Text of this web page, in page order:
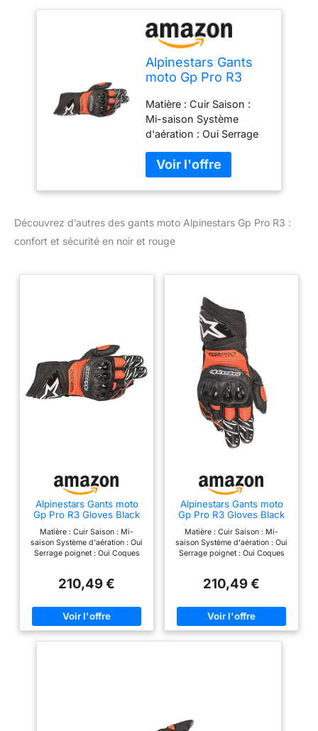
Alpinestars Gants
moto Gp Pro R3
Fluo, Noir/Rouge, L
Matière : Cuir Saison :
Mi-saison Système
d'aération : Oui Serrage
phalanges : Oui
Découvrez d’autres des gants moto Alpinestars Gp Pro R3 :
confort et sécurité en noir et rouge
Alpinestars Gants moto
Gp Pro R3 Gloves Black
Matière : Cuir Saison : Mi-
saison Système d'aération : Oui
Serrage poignet : Oui Coques
210,49 €
Alpinestars Gants moto
Gp Pro R3 Gloves Black
3XL
Matière : Cuir Saison : Mi-
saison Système d'aération : Oui
Serrage poignet : Oui Coques
210,49 €